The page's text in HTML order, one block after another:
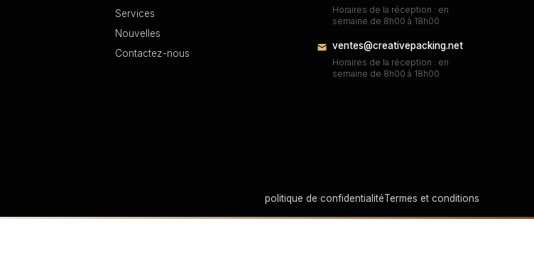
Services
Nouvelles
Contactez-nous
Horaires de la réception : en
semaine de 8h00 à 18h00
ventes@creativepacking.net
Horaires de la réception : en
semaine de 8h00 à 18h00
politique de confidentialitéTermes et conditions